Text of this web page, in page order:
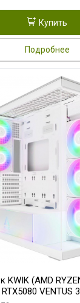
Купить
Подробнее
KWIK (AMD
VENTUS